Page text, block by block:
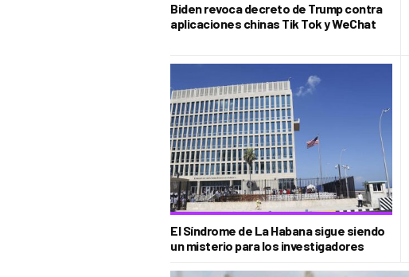
Biden revoca decreto de Trump contra
aplicaciones chinas Tik Tok y WeChat
El Síndrome de La Habana sigue siendo
un misterio para los investigadores